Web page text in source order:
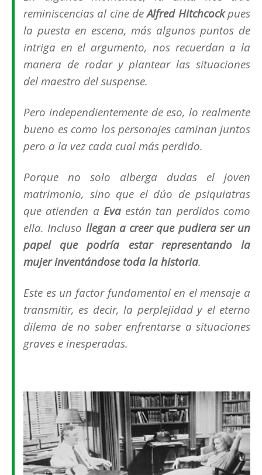
reminiscencias al cine deAlfred Hitchcockpues
la puesta en escena, más algunos puntos de
intriga en el argumento, nos recuerdan a la
manera de rodar y plantear las situaciones
del maestro del suspense.
Pero independientemente de eso, lo realmente
bueno es como los personajes caminan juntos
pero a la vez cada cual más perdido.
Porque no solo alberga dudas el joven
matrimonio, sino que el dúo de psiquiatras
que atienden a Eva están tan perdidos como
ella. Incluso llegan a creer que pudiera ser un
papel que podría estar representando la
mujer inventándose toda la historia.
Este es un factor fundamental en el mensaje a
transmitir, es decir, la perplejidad y el eterno
dilema de no saber enfrentarse a situaciones
graves e inesperadas.